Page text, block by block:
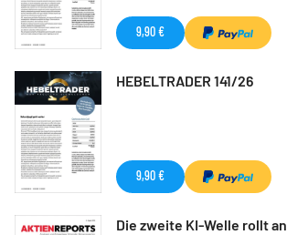
9,90 €
HEBELTRADER 141/26
9,90 €
Die zweite KI-Welle rollt an